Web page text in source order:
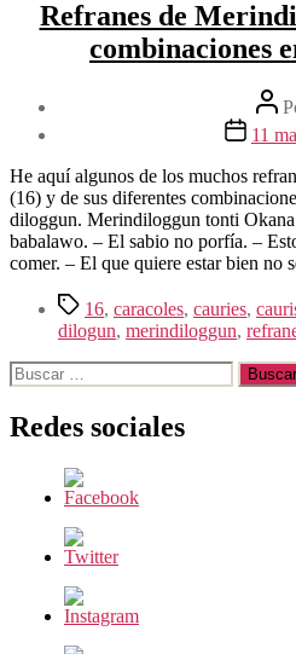
Refranes de
combinaciones
Autor
de
la
Fecha
la
entrada
11
He aquí algunos de los muchos
(16) y de sus diferentes
diloggun. Merindiloggun tonti
babalawo. – El sabio no porfía. –
comer. – El que quiere estar bien no
Etiquetas
16, caracoles, cauries,
dilogun, merindiloggun,
Buscar:
Redes sociales